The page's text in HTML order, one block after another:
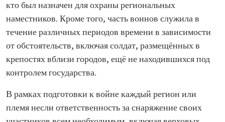
кто был назначен для охраны региональных
наместников. Кроме того, часть воинов служила в
течение различных периодов времени в зависимости
от обстоятельств, включая солдат, размещённых в
крепостях вблизи городов, ещё не находившихся под
контролем государства.
В рамках подготовки к войне каждый регион или
племя несли ответственность за снаряжение своих